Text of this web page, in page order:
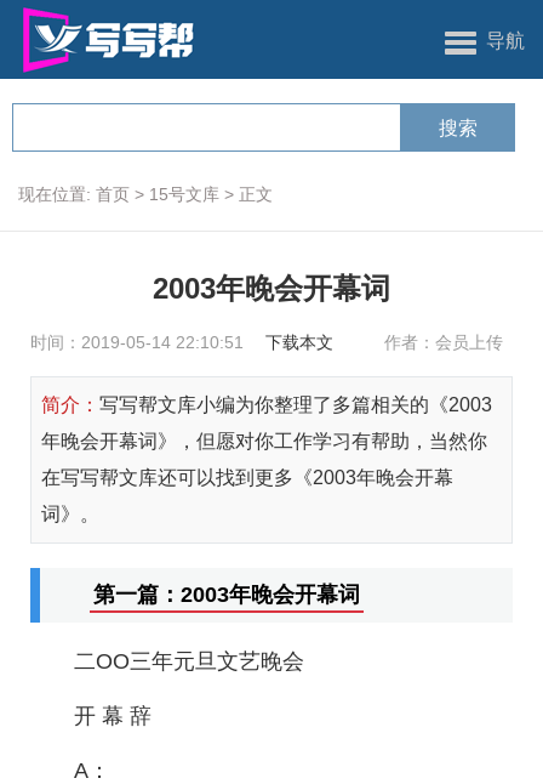
导航
现在位置: 首页 > 15号文库 > 正文
2003年晚会开幕词
时间：2019-05-14 22:10:51 下载本文 作者：会员上传
简介： 写写帮文库小编为你整理了多篇相关的《2003
年晚会开幕词》，但愿对你工作学习有帮助，当然你
在写写帮文库还可以找到更多《2003年晚会开幕
词》。
第一篇：2003年晚会开幕词
二OO三年元旦文艺晚会
开 幕 辞
A：